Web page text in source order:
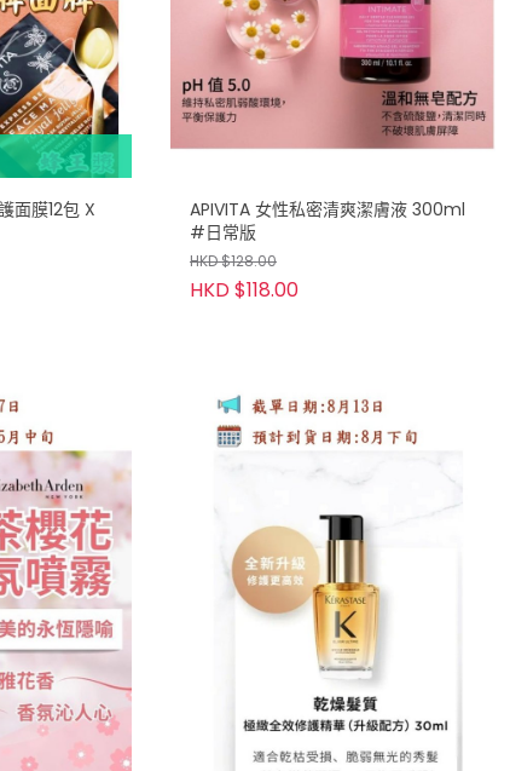
面膜12包 X
APIVITA 女性私密清爽潔膚液 300ml
#日常版
HKD $128.00
HKD $118.00